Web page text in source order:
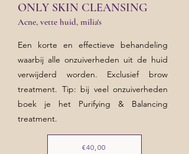
ONLY SKIN CLEANSING
Acne, vette huid, milia's
Een korte en effectieve behandeling
waarbij alle onzuiverheden uit de huid
verwijderd worden. Exclusief brow
treatment. Tip: bij veel onzuiverheden
boek je het Purifying & Balancing
treatment.
€40,00